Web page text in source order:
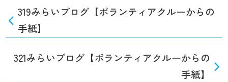
319みらいブログ【ボランティアクルーからの
手紙】
321みらいブログ【ボランティアクルーからの
手紙】